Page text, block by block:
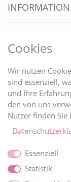
BRAUTINFOS
Cookies
Wir nutzen
sind essenziell,
und Ihre
den von uns
Nutzer finden Sie
Essenziell
Statistik